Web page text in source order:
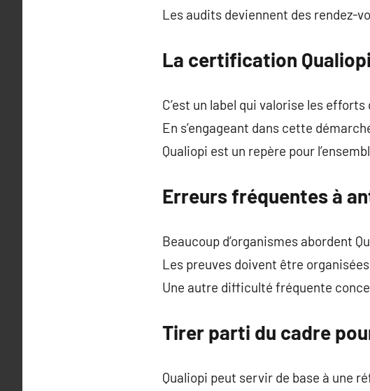
Les audits deviennent des rendez-
La certification
C’est un label qui valorise les
En s’engageant dans cette
Qualiopi est un repère pour
Erreurs fréquentes à
Beaucoup d’organismes abordent
Les preuves doivent être
Une autre difficulté fréquente
Tirer parti du cadre
Qualiopi peut servir de base à une